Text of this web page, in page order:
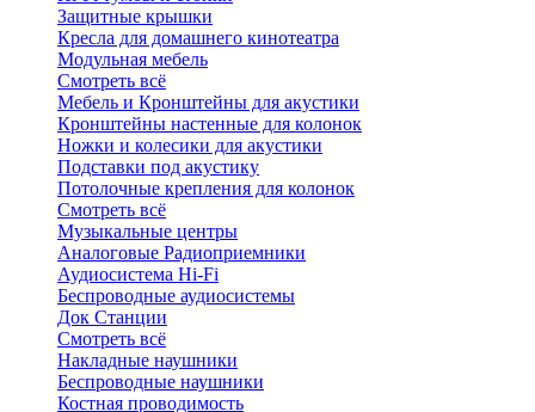
Защитные крышки
Кресла для домашнего кинотеатра
Модульная мебель
Смотреть всё
Мебель и Кронштейны для акустики
Кронштейны настенные для колонок
Ножки и колесики для акустики
Подставки под акустику
Потолочные крепления для колонок
Смотреть всё
Музыкальные центры
Аналоговые Радиоприемники
Аудиосистема Hi-Fi
Беспроводные аудиосистемы
Док Станции
Смотреть всё
Накладные наушники
Беспроводные наушники
Костная проводимость